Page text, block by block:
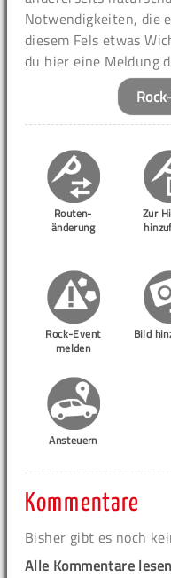
Notwendigkeiten, die
diesem Fels etwas
du hier eine Meldung
Routen-
änderung
Zur
Rock-Event
melden
Bild
Ansteuern
Kommentare
Bisher gibt es noch
Alle Kommentare lesen